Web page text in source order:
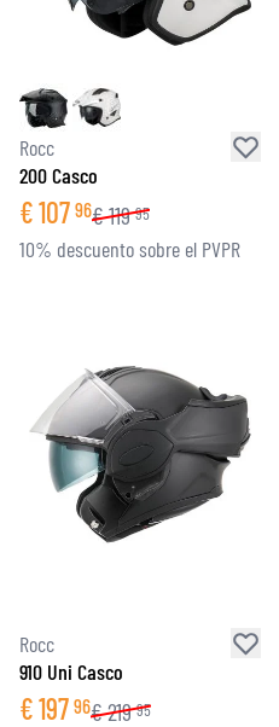
Rocc
200 Casco
€107 96€119 95
10% descuento sobre el PVPR
Rocc
910 Uni Casco
€197 96€219 95